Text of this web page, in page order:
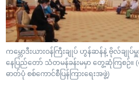
အ
ညွန်း
စာမျက်နှာ
သို့
ကျော်
ကြည့်
သုတပဒေသာ အင်္ဂလိပ်စာ
Learning English
ဗွီအိုအေ လူမှုကွန်ယက်များ
ကမ္ဘောဒီးယားဝန်ကြီးချုပ် ဟွန်ဆန်နဲ့ ဗိုလ်ချုပ်
နေပြည်တော် သံတမန်ခန်းမမှာ တွေ့ဆုံကြစဉ်။ (ဇ
ဓာတ်ပုံ စစ်ကောင်စီပြန်ကြားရေးအဖွဲ့)